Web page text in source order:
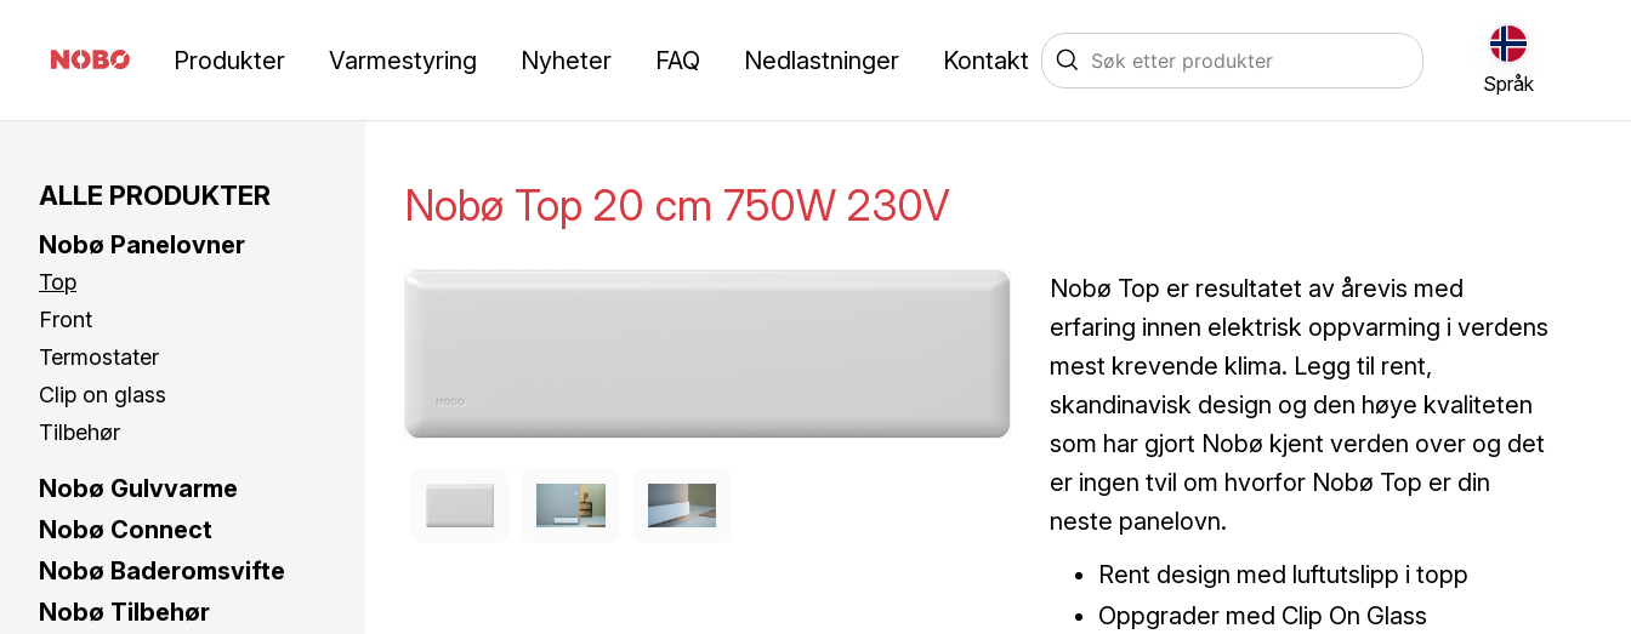
Produkter Varmestyring Nyheter FAQ Nedlastninger Kontakt
Språk
ALLE PRODUKTER
Nobø Panelovner
Top
Front
Termostater
Clip on glass
Tilbehør
Nobø Gulvvarme
Nobø Connect
Nobø Baderomsvifte
Nobø Tilbehør
Nobø Top 20 cm 750W 230V
Nobø Top er resultatet av årevis med
erfaring innen elektrisk oppvarming i verdens
mest krevende klima. Legg til rent,
skandinavisk design og den høye kvaliteten
som har gjort Nobø kjent verden over og det
er ingen tvil om hvorfor Nobø Top er din
neste panelovn.
Rent design med luftutslipp i topp
Oppgrader med Clip On Glass